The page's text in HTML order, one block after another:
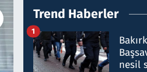
Trend Haberler
nesil
1